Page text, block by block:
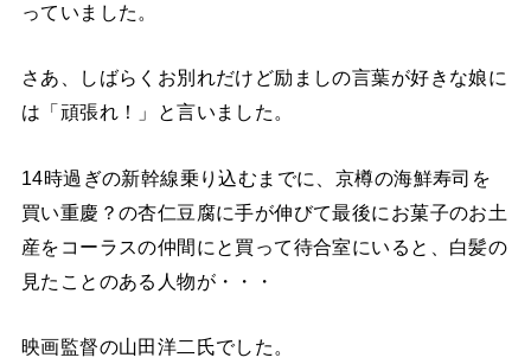
っていました。
さあ、しばらくお別れだけど励ましの言葉が好きな娘に
は「頑張れ！」と言いました。
14時過ぎの新幹線乗り込むまでに、京樽の海鮮寿司を
買い重慶？の杏仁豆腐に手が伸びて最後にお菓子のお土
産をコーラスの仲間にと買って待合室にいると、白髪の
見たことのある人物が・・・
映画監督の山田洋二氏でした。